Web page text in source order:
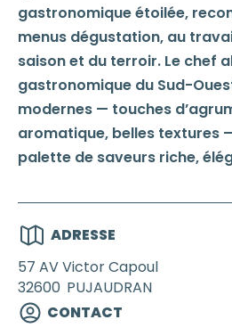
gastronomique étoilée,
menus dégustation, au
saison et du terroir. Le chef
gastronomique du Sud-
modernes — touches
aromatique, belles textures
palette de saveurs riche,
ADRESSE
57 AV Victor Capoul
32600 PUJAUDRAN
CONTACT